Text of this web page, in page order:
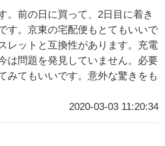
。前の日に買って、2日目に着き
す。京東の宅配便もとてもいいで
レットと互換性があります。充電
は問題を発見していません。必要
みてもいいです。意外な驚きをも
2020-03-03 11:20:34